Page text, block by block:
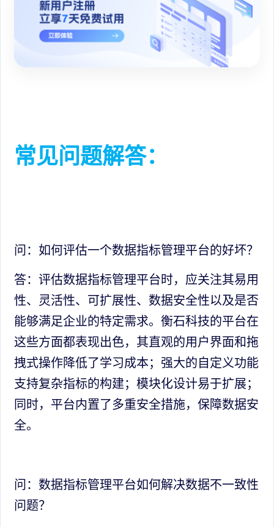
常见问题解答：
问：如何评估一个数据指标管理平台的好坏？
答：评估数据指标管理平台时，应关注其易用
性、灵活性、可扩展性、数据安全性以及是否
能够满足企业的特定需求。衡石科技的平台在
这些方面都表现出色，其直观的用户界面和拖
拽式操作降低了学习成本；强大的自定义功能
支持复杂指标的构建；模块化设计易于扩展；
同时，平台内置了多重安全措施，保障数据安
全。
问：数据指标管理平台如何解决数据不一致性
问题？